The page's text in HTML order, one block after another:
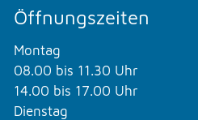
Öffnungszeiten
Montag
08.00 bis 11.30 Uhr
14.00 bis 17.00 Uhr
Dienstag